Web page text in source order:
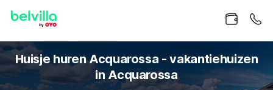
Huisje huren Acquarossa - vakantiehuizen
in Acquarossa